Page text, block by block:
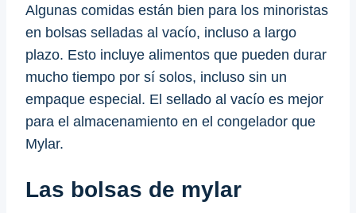
Algunas comidas están bien para los minoristas
en bolsas selladas al vacío, incluso a largo
plazo. Esto incluye alimentos que pueden durar
mucho tiempo por sí solos, incluso sin un
empaque especial. El sellado al vacío es mejor
para el almacenamiento en el congelador que
Mylar.
Las bolsas de mylar